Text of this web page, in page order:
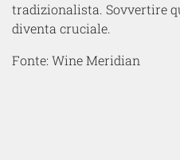
tradizionalista. Sovvertire
diventa cruciale.
Fonte: Wine Meridian